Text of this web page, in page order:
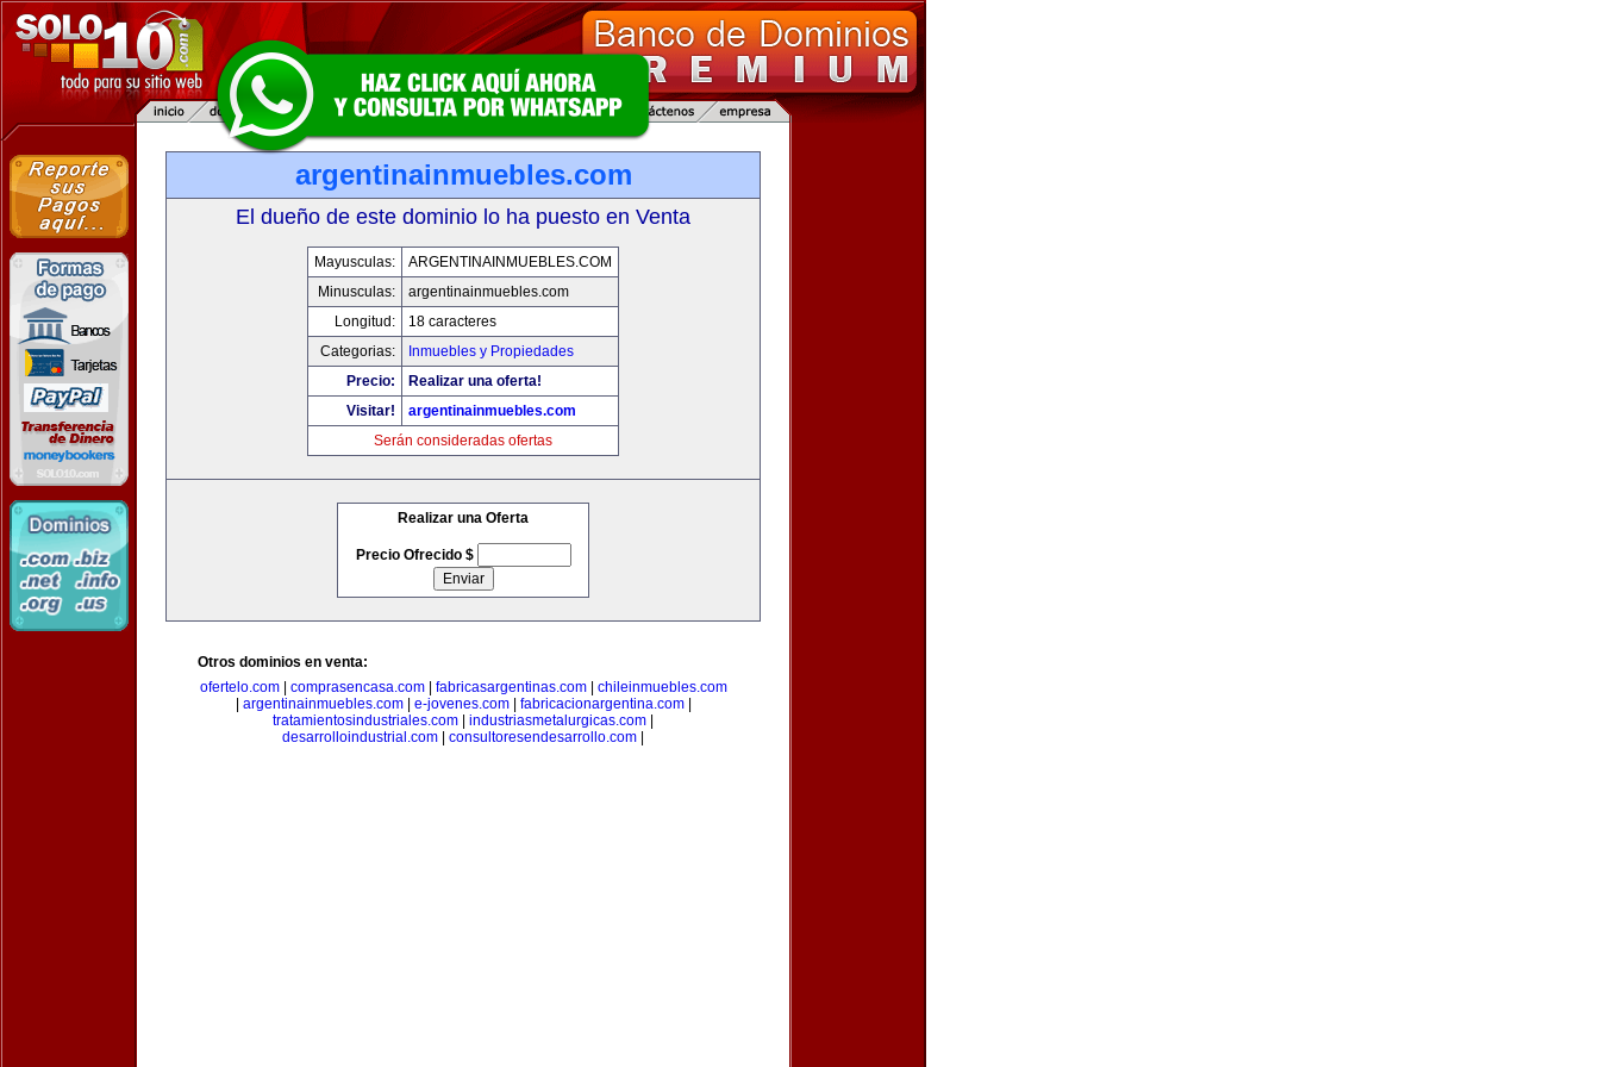
argentinainmuebles.com
El dueño de este dominio lo ha puesto en Venta
Mayusculas:
ARGENTINAINMUEBLES.COM
Minusculas:
argentinainmuebles.com
Longitud:
18 caracteres
Categorias:
Inmuebles y Propiedades
Precio:
Realizar una oferta!
Visitar!
argentinainmuebles.com
Serán consideradas ofertas
Realizar una Oferta
Precio Ofrecido $
Otros dominios en venta:
ofertelo.com| comprasencasa.com| fabricasargentinas.com| chileinmuebles.com
argentinainmuebles.com| e-jovenes.com| fabricacionargentina.com|
tratamientosindustriales.com
industriasmetalurgicas.com
desarrolloindustrial.com
consultoresendesarrollo.com